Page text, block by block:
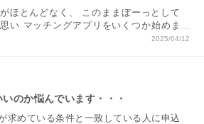
ほとんどなく、 このままぼーっとして
い マッチングアプリをいくつか始めま
は考えられないのですが、 結婚を意識
2025/04/12
のか悩んでいます・・・
求めている条件と一致している人に申込